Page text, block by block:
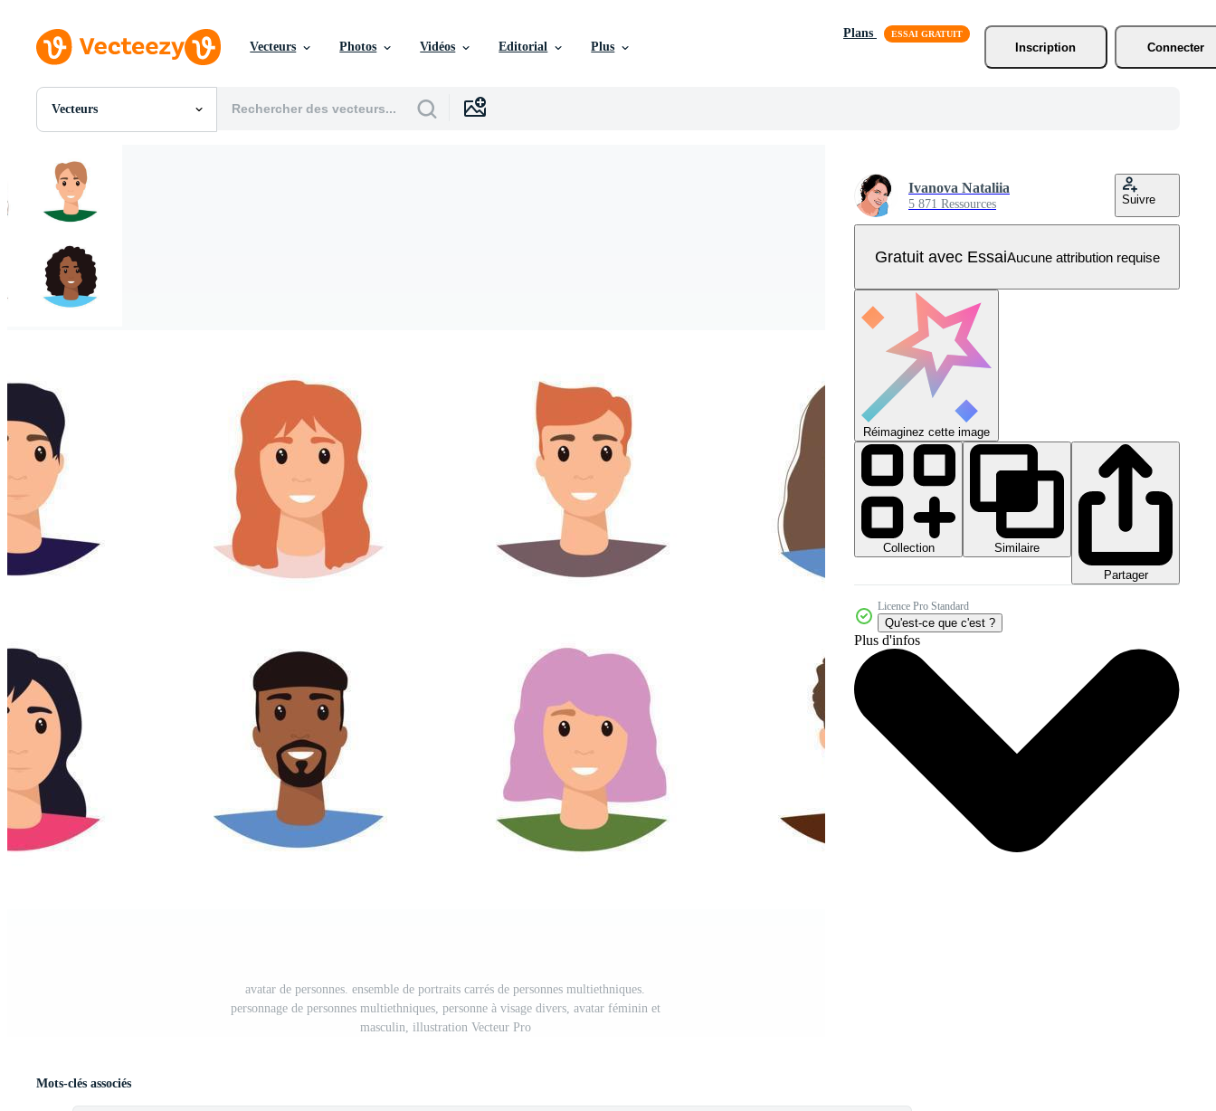
Vecteurs Photos Vidéos Editorial Plus
Plans
Inscription
Connecter
Vecteurs
Toutes Images
PNGs
PSDs
SVGs
Vecteurs
Vidéos
Motion graphics
Images Éditoriales
avatar de personnes. ensemble de portraits carrés de personnes multiethniques.
personnage de personnes multiethniques, personne à visage divers, avatar féminin et
masculin, illustration Vecteur Pro
Ivanova Nataliia
5 871 Ressources Suivre
Gratuit avec EssaiAucune attribution requise
Réimaginez cette image
Collection
Similaire
Partager
Licence Pro Standard
Qu'est-ce que c'est ?
Plus d'infos
Mots-clés associés